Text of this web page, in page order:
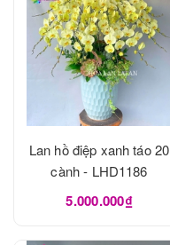
Lan hồ điệp xanh táo 20
cành - LHD1186
5.000.000₫